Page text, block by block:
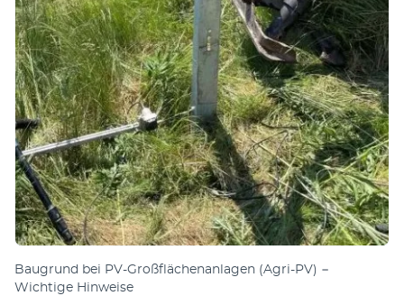
Baugrund bei PV-Großflächenanlagen (Agri-PV) −
Wichtige Hinweise